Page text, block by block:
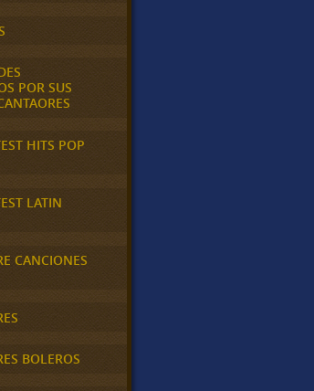
POR SUS
HITS POP
LATIN
CANCIONES
BOLEROS